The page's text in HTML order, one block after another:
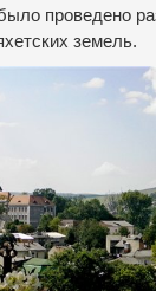
проведено
земель.